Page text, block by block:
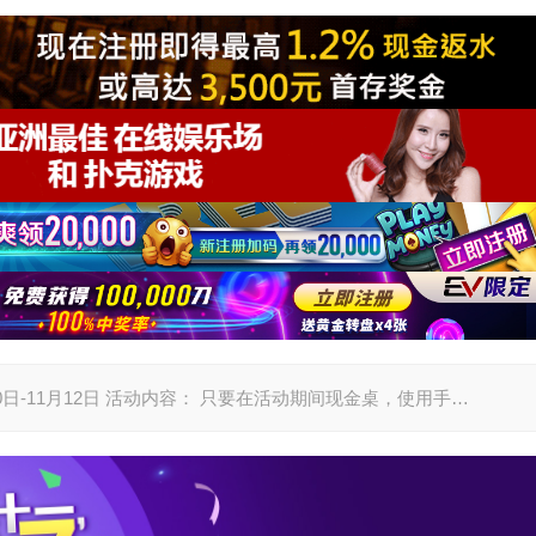
-11月12日 活动内容： 只要在活动期间现金桌，使用手…